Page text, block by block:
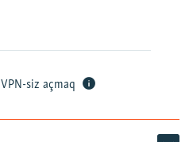
VPN-siz açmaq